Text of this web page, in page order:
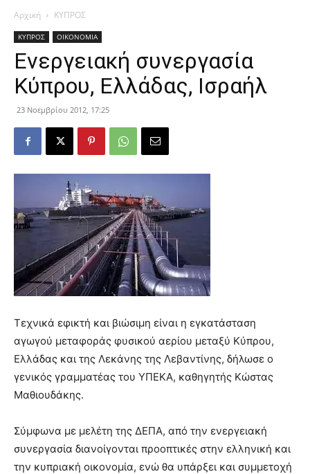
Αρχική ΚΥΠΡΟΣ
ΚΥΠΡΟΣ ΟΙΚΟΝΟΜΙΑ
Ενεργειακή συνεργασία
Κύπρου, Ελλάδας, Ισραήλ
23 Νοεμβρίου 2012, 17:25
Τεχνικά εφικτή και βιώσιμη είναι η εγκατάσταση
αγωγού μεταφοράς φυσικού αερίου μεταξύ Κύπρου,
Ελλάδας και της Λεκάνης της Λεβαντίνης, δήλωσε ο
γενικός γραμματέας του ΥΠΕΚΑ, καθηγητής Κώστας
Μαθιουδάκης.
Σύμφωνα με μελέτη της ΔΕΠΑ, από την ενεργειακή
συνεργασία διανοίγονται προοπτικές στην ελληνική και
την κυπριακή οικονομία, ενώ θα υπάρξει και συμμετοχή